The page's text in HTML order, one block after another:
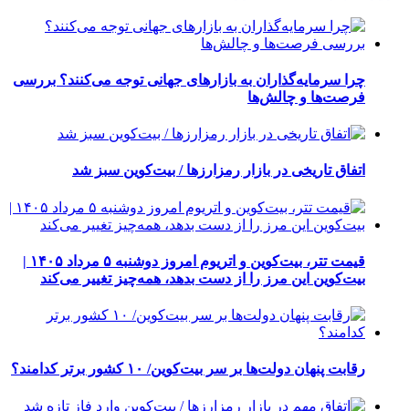
چرا سرمایه‌گذاران به بازارهای جهانی توجه می‌کنند؟ بررسی
فرصت‌ها و چالش‌ها
اتفاق تاریخی در بازار رمزارزها / بیت‌کوین سبز شد
قیمت تتر، بیت‌کوین و اتریوم امروز دوشنبه ۵ مرداد ۱۴۰۵ |
بیت‌کوین این مرز را از دست بدهد، همه‌چیز تغییر می‌کند
رقابت پنهان دولت‌ها بر سر بیت‌کوین/ ۱۰ کشور برتر کدامند؟